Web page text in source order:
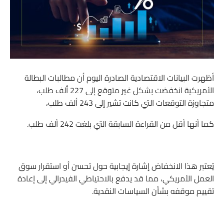
أظهرت البيانات الاقتصادية الصادرة اليوم أن مطالبات البطالة
الأمريكية انخفضت بشكل غير متوقع إلى 227 ألف طلب،
متجاوزة التوقعات التي كانت تشير إلى 243 ألف طلب،
كما أنها أقل من القراءة السابقة التي بلغت 242 ألف طلب.
يُعتبر هذا الانخفاض إشارة إيجابية حول تحسن أو استقرار سوق
العمل الأمريكي، مما قد يدفع بالاحتياطي الفيدرالي إلى إعادة
تقييم موقفه بشأن السياسات النقدية.